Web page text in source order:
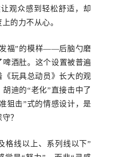
让观众感到轻松舒适，却
上的力不从心。
福”的模样——后脑勺磨
啤酒肚。这个设置被普遍
《玩具总动员 》长大的观
胡迪的“老化”直接击中了
狙击”式的情感设计，是
？
格线以上、系列线以下”